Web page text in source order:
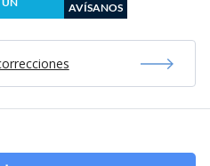
AVÍSANOS